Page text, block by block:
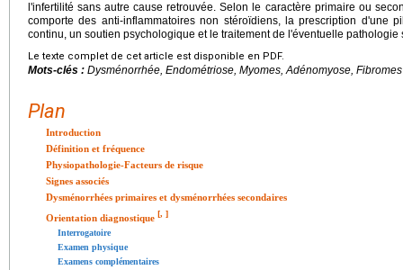
l'infertilité sans autre cause retrouvée. Selon le caractère primaire ou
comporte des anti-inflammatoires non stéroïdiens, la prescription d'une
continu, un soutien psychologique et le traitement de l'éventuelle pathologie
Le texte complet de cet article est disponible en PDF.
Mots-clés : Dysménorrhée, Endométriose, Myomes, Adénomyose, Fibromes
Plan
Introduction
Définition et fréquence
Physiopathologie-Facteurs de risque
Signes associés
Dysménorrhées primaires et dysménorrhées secondaires
Orientation diagnostique [, ]
Interrogatoire
Examen physique
Examens complémentaires